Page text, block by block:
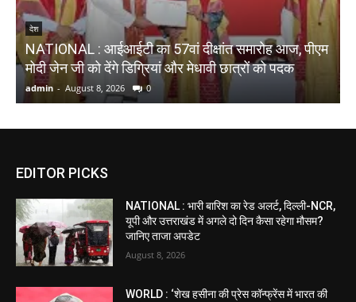
देश
NATIONAL : आईआईटी का 57वां दीक्षांत समारोह आज, पीएम
मोदी जेन जी को देंगे डिग्रियां और मेधावी छात्रों को पदक
admin - August 8, 2026 0
EDITOR PICKS
NATIONAL : भारी बारिश का रेड अलर्ट, दिल्ली-NCR,
यूपी और उत्तराखंड में अगले दो दिन कैसा रहेगा मौसम?
जानिए ताजा अपडेट
August 8, 2026
WORLD : ‘शेख हसीना की प्रेस कॉन्फ्रेंस में भारत की